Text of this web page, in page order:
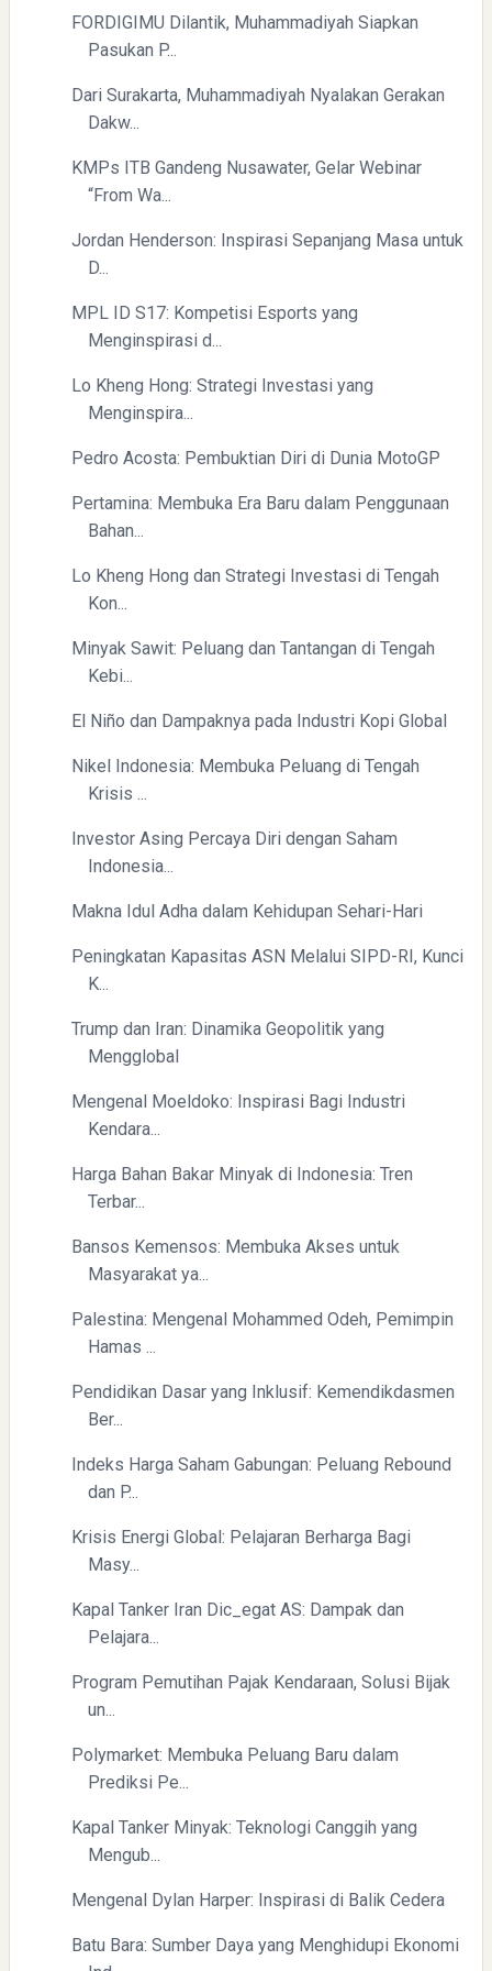
Swiss German University Raih Peringkat #1 Global untuk
Non-Academic Prominence Versi EduRank 2026
Yaqut Cholil Qoumas: Kisah Inspiratif di Balik Kasus Hukum
Mengenal Dampak Kenaikan Suku Bunga terhadap Bitcoin
Yaqut Cholil Qoumas: Kisah Inspiratif di Balik Kasus Hukum
Menyongsong Masa Depan Buruh Indonesia dengan
Optimisme dan Inspirasi
Ketaatan
Directurat Jenderal Pajak: Langkah Signifikan Menuju
Kepatuhan Pajak
FORDIGIMU Dilantik, Muhammadiyah Siapkan
Pasukan P...
Dari Surakarta, Muhammadiyah Nyalakan Gerakan
Dakw...
KMPs ITB Gandeng Nusawater, Gelar Webinar
“From Wa...
Jordan Henderson: Inspirasi Sepanjang Masa untuk
D...
MPL ID S17: Kompetisi Esports yang
Menginspirasi d...
Lo Kheng Hong: Strategi Investasi yang
Menginspira...
Pedro Acosta: Pembuktian Diri di Dunia MotoGP
Pertamina: Membuka Era Baru dalam Penggunaan
Bahan...
Lo Kheng Hong dan Strategi Investasi di Tengah
Kon...
Minyak Sawit: Peluang dan Tantangan di Tengah
Kebi...
El Niño dan Dampaknya pada Industri Kopi Global
Nikel Indonesia: Membuka Peluang di Tengah
Krisis ...
Investor Asing Percaya Diri dengan Saham
Indonesia...
Makna Idul Adha dalam Kehidupan Sehari-Hari
Peningkatan Kapasitas ASN Melalui SIPD-RI, Kunci
K...
Trump dan Iran: Dinamika Geopolitik yang
Mengglobal
Mengenal Moeldoko: Inspirasi Bagi Industri
Kendara...
Harga Bahan Bakar Minyak di Indonesia: Tren
Terbar...
Bansos Kemensos: Membuka Akses untuk
Masyarakat ya...
Palestina: Mengenal Mohammed Odeh, Pemimpin
Hamas ...
Pendidikan Dasar yang Inklusif: Kemendikdasmen
Ber...
Indeks Harga Saham Gabungan: Peluang Rebound
dan P...
Krisis Energi Global: Pelajaran Berharga Bagi
Masy...
Kapal Tanker Iran Dic_egat AS: Dampak dan
Pelajara...
Program Pemutihan Pajak Kendaraan, Solusi Bijak
un...
Polymarket: Membuka Peluang Baru dalam
Prediksi Pe...
Kapal Tanker Minyak: Teknologi Canggih yang
Mengub...
Mengenal Dylan Harper: Inspirasi di Balik Cedera
Batu Bara: Sumber Daya yang Menghidupi Ekonomi